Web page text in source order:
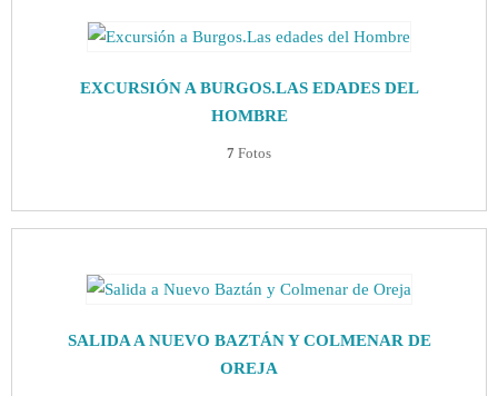
EXCURSIÓN A BURGOS.LAS EDADES DEL
HOMBRE
7 Fotos
SALIDA A NUEVO BAZTÁN Y COLMENAR DE
OREJA